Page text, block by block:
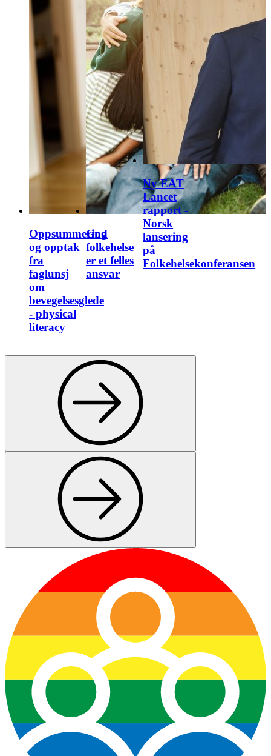
Oppsummering
og opptak
fra
faglunsj
om
bevegelsesglede
- physical
literacy
God
folkehelse
er et felles
ansvar
Ny EAT
Lancet
rapport -
Norsk
lansering
på
Folkehelsekonferansen